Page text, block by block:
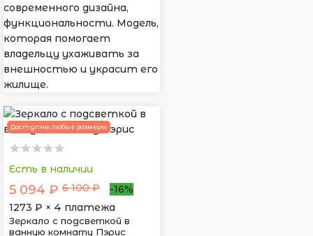
современного дизайна,
функциональности. Модель,
которая помогает
владельцу ухаживать за
внешностью и украсит его
жилище.
Доступны любые размеры
Есть в наличии
5 094 ₽ 6 100 ₽
-16%
1273 ₽ × 4 платежа
Зеркало с подсветкой в
ванную комнату Пэрис